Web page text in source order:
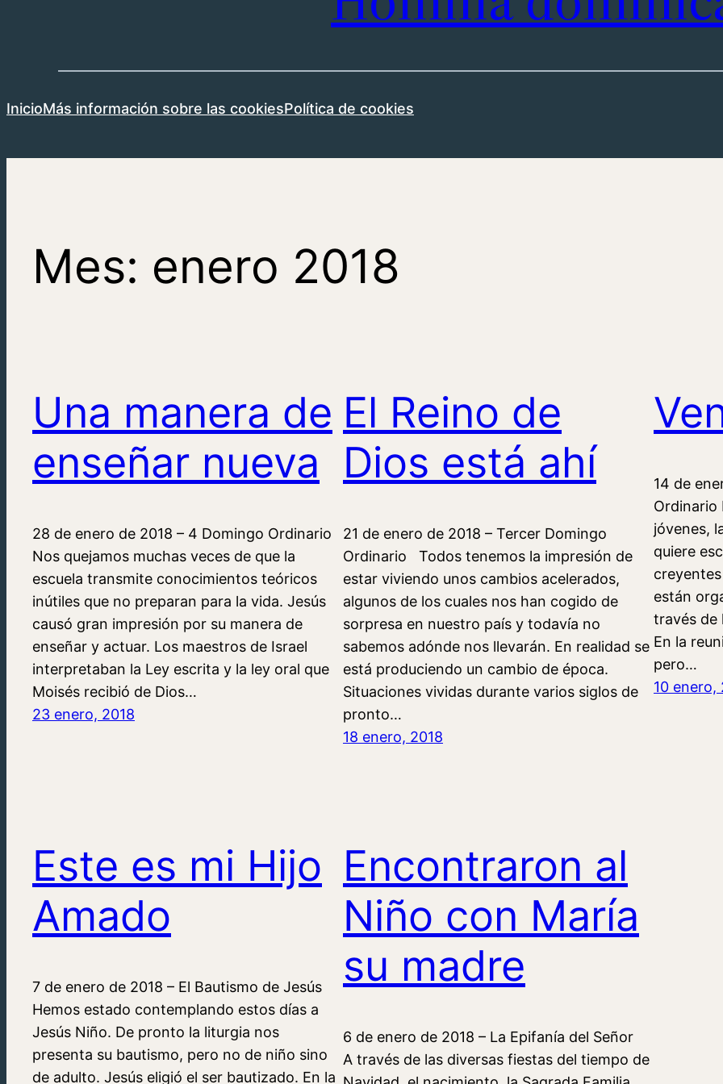
InicioMás información sobre las cookiesPolítica de cookies
Mes: enero 2018
Una manera de
enseñar nueva
28 de enero de 2018 – 4 Domingo Ordinario
Nos quejamos muchas veces de que la
escuela transmite conocimientos teóricos
inútiles que no preparan para la vida. Jesús
causó gran impresión por su manera de
enseñar y actuar. Los maestros de Israel
interpretaban la Ley escrita y la ley oral que
Moisés recibió de Dios…
23 enero, 2018
El Reino de
Dios está ahí
21 de enero de 2018 – Tercer Domingo
Ordinario Todos tenemos la impresión de
estar viviendo unos cambios acelerados,
algunos de los cuales nos han cogido de
sorpresa en nuestro país y todavía no
sabemos adónde nos llevarán. En realidad se
está produciendo un cambio de época.
Situaciones vividas durante varios siglos de
pronto…
18 enero, 2018
14 de
Ordinario
jóvenes,
quiere
están
través de
En la
pero…
10 enero,
Este es mi Hijo
Amado
7 de enero de 2018 – El Bautismo de Jesús
Hemos estado contemplando estos días a
Jesús Niño. De pronto la liturgia nos
presenta su bautismo, pero no de niño sino
de adulto. Jesús eligió el ser bautizado. En la
Encontraron al
Niño con María
su madre
6 de enero de 2018 – La Epifanía del Señor
A través de las diversas fiestas del tiempo de